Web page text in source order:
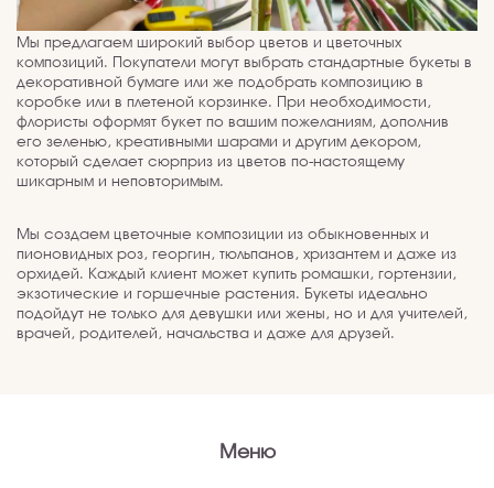
Мы предлагаем широкий выбор цветов и цветочных
композиций. Покупатели могут выбрать стандартные букеты в
декоративной бумаге или же подобрать композицию в
коробке или в плетеной корзинке. При необходимости,
флористы оформят букет по вашим пожеланиям, дополнив
его зеленью, креативными шарами и другим декором,
который сделает сюрприз из цветов по-настоящему
шикарным и неповторимым.
Мы создаем цветочные композиции из обыкновенных и
пионовидных роз, георгин, тюльпанов, хризантем и даже из
орхидей. Каждый клиент может купить ромашки, гортензии,
экзотические и горшечные растения. Букеты идеально
подойдут не только для девушки или жены, но и для учителей,
врачей, родителей, начальства и даже для друзей.
Меню